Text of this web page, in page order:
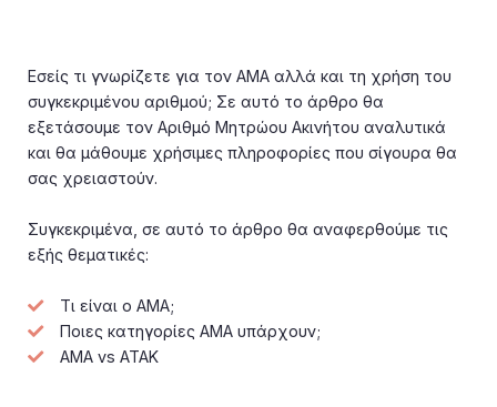
Εσείς τι γνωρίζετε για τον ΑΜΑ αλλά και τη χρήση του
συγκεκριμένου αριθμού; Σε αυτό το άρθρο θα
εξετάσουμε τον Αριθμό Μητρώου Ακινήτου αναλυτικά
και θα μάθουμε χρήσιμες πληροφορίες που σίγουρα θα
σας χρειαστούν.
Συγκεκριμένα, σε αυτό το άρθρο θα αναφερθούμε τις
εξής θεματικές:
Τι είναι ο ΑΜΑ;
Ποιες κατηγορίες ΑΜΑ υπάρχουν;
ΑΜΑ vs ΑΤΑΚ